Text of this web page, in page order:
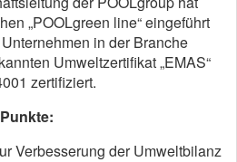
„POOLgreen line“ eingeführt
in der Branche
Umweltzertifikat „EMAS“
zertifiziert.
Verbesserung der Umweltbilanz